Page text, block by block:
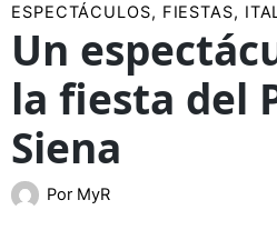
ESPECTÁCULOS, FIESTAS,
Un
la fiesta del
Siena
Por MyR